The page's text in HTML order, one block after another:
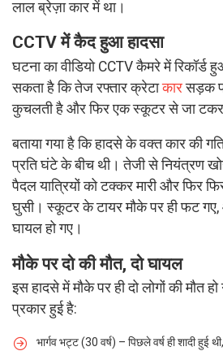
लाल ब्रेज़ा कार में था।
CCTV में कैद हुआ हादसा
घटना का वीडियो CCTV कैमरे में
सकता है कि तेज रफ्तार क्रेटाकारसड़क
कुचलती है और फिर एक स्कूटर से जा
बताया गया है कि हादसे के वक्त कार की
प्रति घंटे के बीच थी। तेजी से नियंत्रण
पैदल यात्रियों को टक्कर मारी और फिर
घुसी। स्कूटर के टायर मौके पर ही फट
घायल हो गए।
मौके पर दो की मौत, दो घायल
इस हादसे में मौके पर ही दो लोगों की मौत
प्रकार हुई है:
भार्गव भट्ट (30 वर्ष) – पिछले वर्ष ही शादी हुई